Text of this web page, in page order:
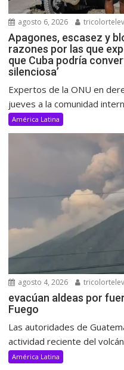
agosto 6, 2026
Apagones, escasez y
razones por las que
que Cuba podría
silenciosa’
Expertos de la ONU en
jueves a la comunidad
América Latina
agosto 4, 2026
evacúan aldeas por
Fuego
Las autoridades de
actividad reciente del
América Latina